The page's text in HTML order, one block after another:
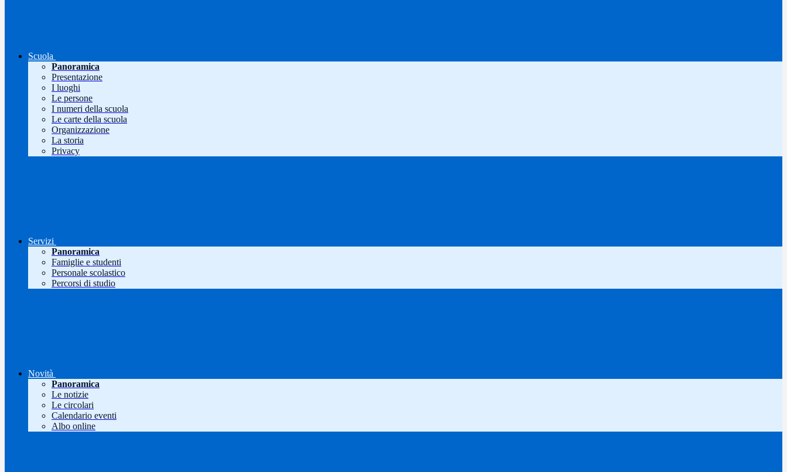
Scuola
Panoramica
Presentazione
I luoghi
Le persone
I numeri della scuola
Le carte della scuola
Organizzazione
La storia
Privacy
Servizi
Panoramica
Famiglie e studenti
Personale scolastico
Percorsi di studio
Novità
Panoramica
Le notizie
Le circolari
Calendario eventi
Albo online